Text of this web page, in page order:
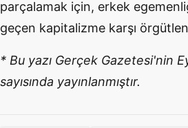
parçalamak için, erkek
geçen kapitalizme karşı
* Bu yazı Gerçek Gazetesi'nin
sayısında yayınlanmıştır.